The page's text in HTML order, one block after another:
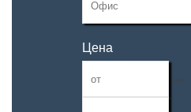
Цена
—